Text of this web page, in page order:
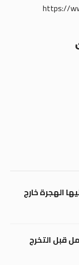
https://
الهجرة خارج
قبل التخرج